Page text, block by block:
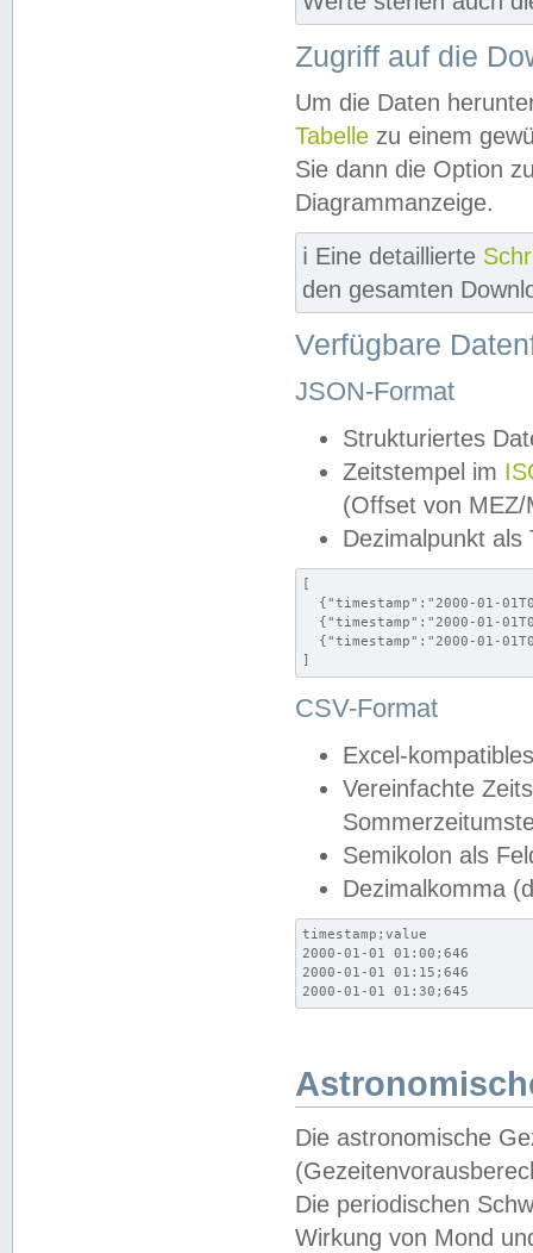
Zugriff auf die
Um die Daten
Tabelle zu einem
Sie dann die Option
Diagrammanzeige.
ℹ️ Eine detaillierte
den gesamten
Verfügbare
JSON-Format
Strukturiertes
Zeitstempel im
(Offset von MEZ/
Dezimalpunkt als
[
{"timestamp":"2000-01-
{"timestamp":"2000-01-
{"timestamp":"2000-01-
]
CSV-Format
Excel-
Vereinfachte
Semikolon als
Dezimalkomma
timestamp;value
2000-01-01 01:00;646
2000-01-01 01:15;646
2000-01-01 01:30;645
Die astronomische
Die periodischen
Wirkung von Mond